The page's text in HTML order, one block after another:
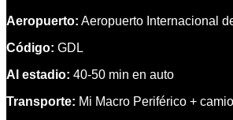
Aeropuerto: Aeropuerto Internacional
Código: GDL
Al estadio: 40-50 min en auto
Transporte: Mi Macro Periférico +